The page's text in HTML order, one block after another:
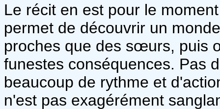
Le récit en est pour le
permet de découvrir un
proches que des sœurs, puis
funestes conséquences. Pas
beaucoup de rythme et
n'est pas exagérément